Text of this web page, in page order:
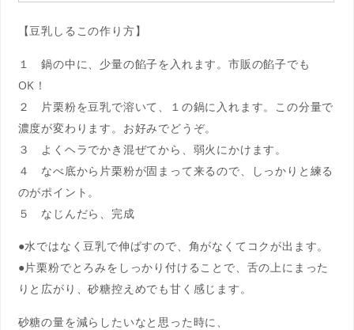
【豆乳しるこの作り方】
１ 鍋の中に、少量の餡子を入れます。市販の餡子でも
OK！
２ 片栗粉を豆乳で溶いて、１の鍋に入れます。この分量で
濃度が変わります。お好みでどうぞ。
３ よくヘラでかき混ぜてから、弱火にかけます。
４ なべ底から片栗粉が固まって来るので、しっかりと練る
のがポイント。
５ なじんだら、完成
●水ではなく豆乳で伸ばすので、角がなくてコクが出ます。
●片栗粉でとろみをしっかり付けることで、舌の上にまった
りと広がり、砂糖控えめでも甘く感じます。
砂糖の量を減らしたいなと思った時に、